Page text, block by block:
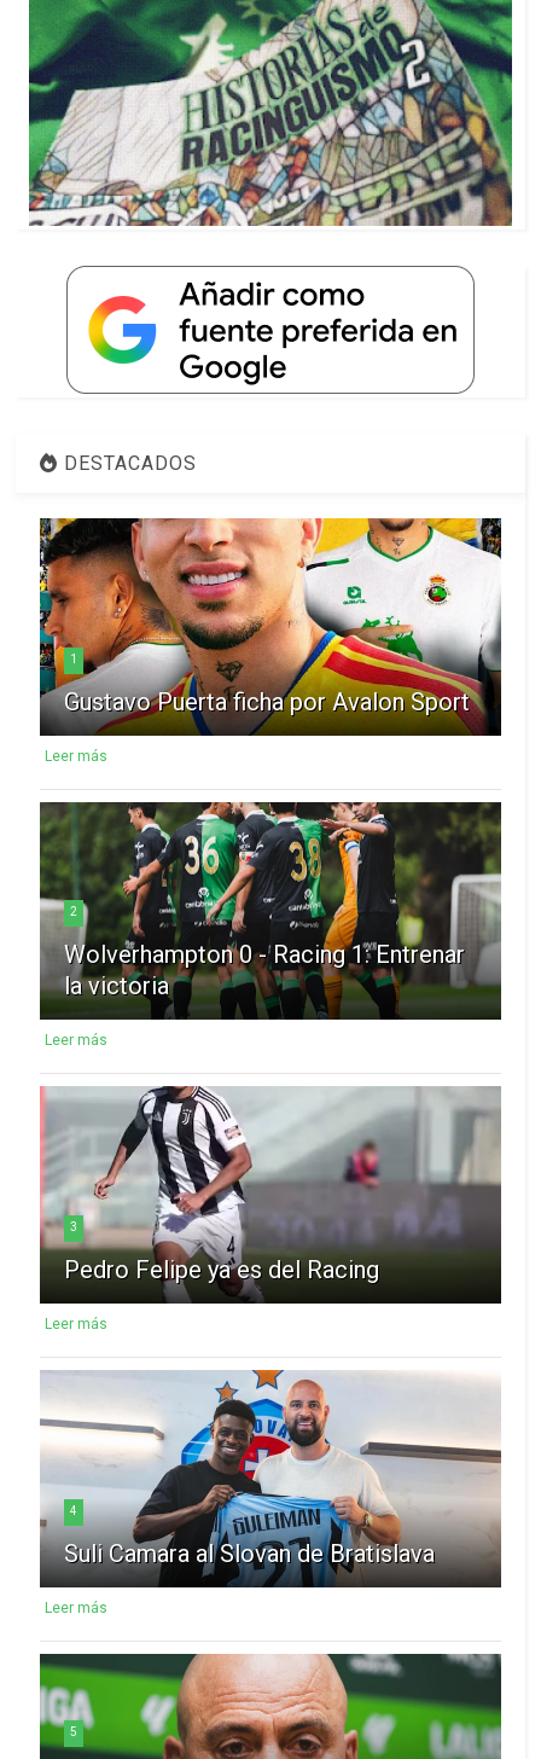
DESTACADOS
1
Gustavo Puerta ficha por Avalon Sport
Leer más
2
Wolverhampton 0 - Racing 1: Entrenar
la victoria
Leer más
3
Pedro Felipe ya es del Racing
Leer más
4
Suli Camara al Slovan de Bratislava
Leer más
5